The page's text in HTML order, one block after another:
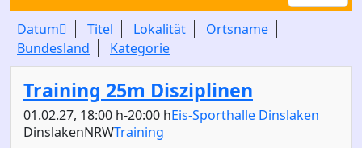
Datum Titel Lokalität
Ortsname
Bundesland
Kategorie
Training 25m Disziplinen
01.02.27, 18:00 h-20:00 hEis-Sporthalle Dinslaken
DinslakenNRWTraining